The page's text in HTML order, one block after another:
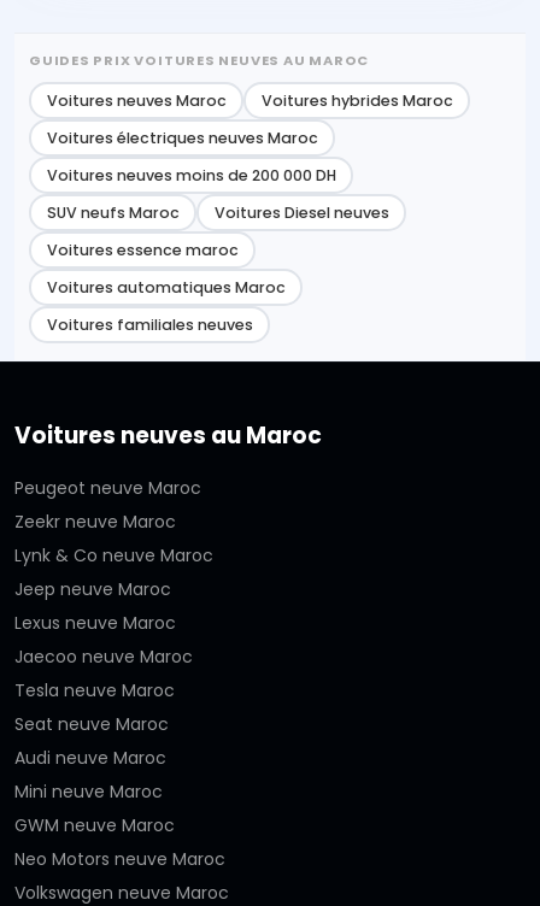
GUIDES PRIX VOITURES NEUVES AU MAROC
Voitures neuves Maroc
Voitures hybrides Maroc
Voitures électriques neuves Maroc
Voitures neuves moins de 200 000 DH
SUV neufs Maroc
Voitures Diesel neuves
Voitures essence maroc
Voitures automatiques Maroc
Voitures familiales neuves
Voitures neuves au Maroc
Peugeot neuve Maroc
Zeekr neuve Maroc
Lynk & Co neuve Maroc
Jeep neuve Maroc
Lexus neuve Maroc
Jaecoo neuve Maroc
Tesla neuve Maroc
Seat neuve Maroc
Audi neuve Maroc
Mini neuve Maroc
GWM neuve Maroc
Neo Motors neuve Maroc
Volkswagen neuve Maroc